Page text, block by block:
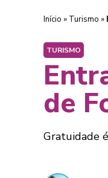
Início » Turismo »
TURISMO
de
Gratuidade